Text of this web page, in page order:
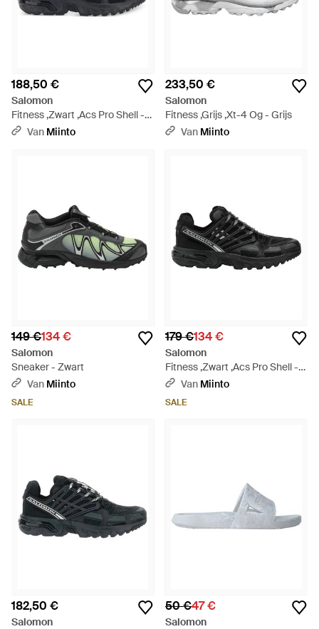
188,50 €
Salomon
Fitness ,Zwart ,Acs Pro Shell -
Zwart
Van Miinto
233,50 €
Salomon
Fitness ,Grijs ,Xt-4 Og - Grijs
Van Miinto
149 €134 €
Salomon
Sneaker - Zwart
Van Miinto
SALE
179 €134 €
Salomon
Fitness ,Zwart ,Acs Pro Shell -
Zwart
Van Miinto
SALE
182,50 €
Salomon
50 €47 €
Salomon